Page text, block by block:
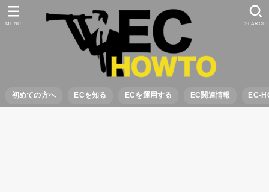
初めての方へ ECを知る ECを運用する EC関連情報 EC-
SEARCH
MENU